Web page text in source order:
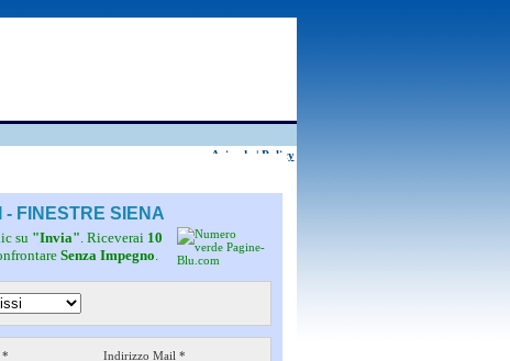
Aziende | Policy
- FINESTRE SIENA
su "Invia". Riceverai 10
Senza Impegno.
* Indirizzo Mail *